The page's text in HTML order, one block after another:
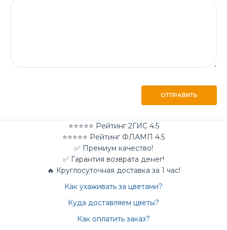
ОТПРАВИТЬ
⭐⭐⭐⭐⭐ Рейтинг 2ГИС 4.5
⭐⭐⭐⭐⭐ Рейтинг ФЛАМП 4.5
✅ Премиум качество!
✅ Гарантия возврата денег!
🔥 Круглосуточная доставка за 1 час!
Как ухаживать за цветами?
Куда доставляем цветы?
Как оплатить заказ?